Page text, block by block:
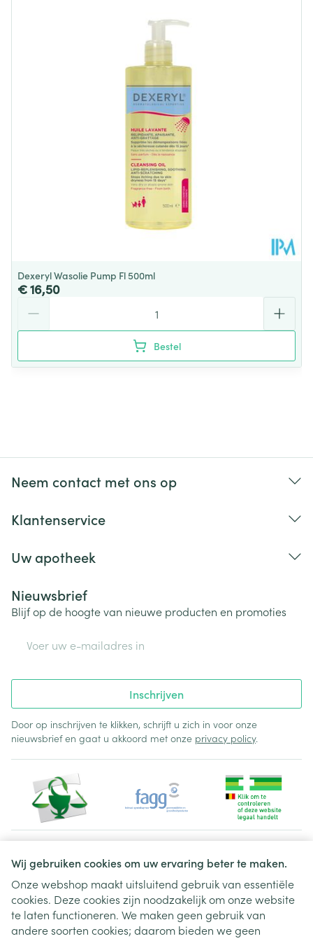
Wij gebruiken cookies om uw ervaring beter te maken.
Onze webshop maakt uitsluitend gebruik van essentiële
cookies. Deze cookies zijn noodzakelijk om onze website
te laten functioneren. We maken geen gebruik van
andere soorten cookies; daarom bieden we geen
137 mm
100
Zonder bewaarmiddelen
Kamertemperatuur (15°C -
25°C)
Dexeryl Wasolie Pump Fl 500ml
€ 16,50
Bestel
Neem contact met ons op
Klantenservice
Uw apotheek
Nieuwsbrief
Blijf op de hoogte van nieuwe producten en promoties
Inschrijven
Door op inschrijven te klikken, schrijft u zich in voor onze
nieuwsbrief en gaat u akkoord met onze privacy policy.
Juridische links